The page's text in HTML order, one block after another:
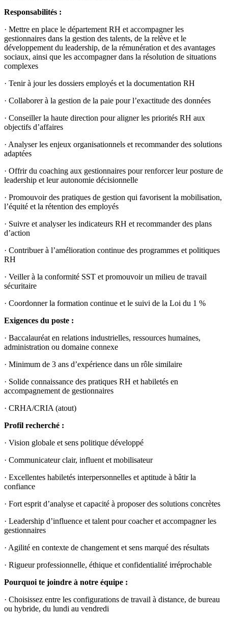
Responsabilités :
· Mettre en place le département RH et accompagner les
gestionnaires dans la gestion des talents, de la relève et le
développement du leadership, de la rémunération et des avantages
sociaux, ainsi que les accompagner dans la résolution de situations
complexes
· Tenir à jour les dossiers employés et la documentation RH
· Collaborer à la gestion de la paie pour l’exactitude des données
· Conseiller la haute direction pour aligner les priorités RH aux
objectifs d’affaires
· Analyser les enjeux organisationnels et recommander des solutions
adaptées
· Offrir du coaching aux gestionnaires pour renforcer leur posture de
leadership et leur autonomie décisionnelle
· Promouvoir des pratiques de gestion qui favorisent la mobilisation,
l’équité et la rétention des employés
· Suivre et analyser les indicateurs RH et recommander des plans
d’action
· Contribuer à l’amélioration continue des programmes et politiques
RH
· Veiller à la conformité SST et promouvoir un milieu de travail
sécuritaire
· Coordonner la formation continue et le suivi de la Loi du 1 %
Exigences du poste :
· Baccalauréat en relations industrielles, ressources humaines,
administration ou domaine connexe
· Minimum de 3 ans d’expérience dans un rôle similaire
· Solide connaissance des pratiques RH et habiletés en
accompagnement de gestionnaires
· CRHA/CRIA (atout)
Profil recherché :
· Vision globale et sens politique développé
· Communicateur clair, influent et mobilisateur
· Excellentes habiletés interpersonnelles et aptitude à bâtir la
confiance
· Fort esprit d’analyse et capacité à proposer des solutions concrètes
· Leadership d’influence et talent pour coacher et accompagner les
gestionnaires
· Agilité en contexte de changement et sens marqué des résultats
· Rigueur professionnelle, éthique et confidentialité irréprochable
Pourquoi te joindre à notre équipe :
· Choisissez entre les configurations de travail à distance, de bureau
ou hybride, du lundi au vendredi